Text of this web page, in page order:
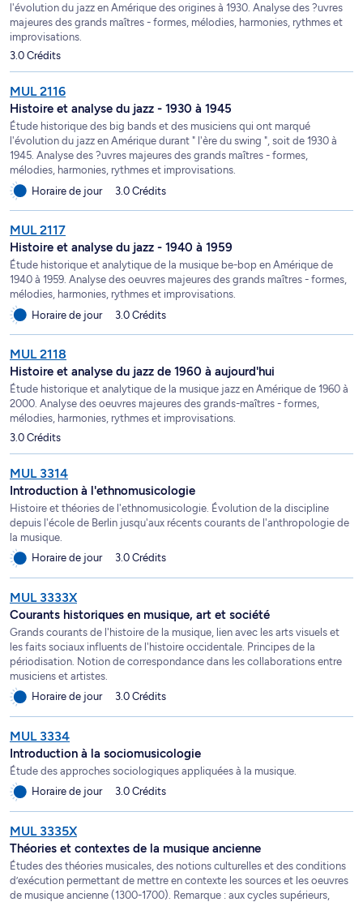
l'évolution du jazz en Amérique des origines à 1930. Analyse des ?uvres
majeures des grands maîtres - formes, mélodies, harmonies, rythmes et
improvisations.
3.0 Crédits
MUL 2116
Histoire et analyse du jazz - 1930 à 1945
Étude historique des big bands et des musiciens qui ont marqué
l'évolution du jazz en Amérique durant " l'ère du swing ", soit de 1930 à
1945. Analyse des ?uvres majeures des grands maîtres - formes,
mélodies, harmonies, rythmes et improvisations.
Horaire de jour
3.0 Crédits
MUL 2117
Histoire et analyse du jazz - 1940 à 1959
Étude historique et analytique de la musique be-bop en Amérique de
1940 à 1959. Analyse des oeuvres majeures des grands maîtres - formes,
mélodies, harmonies, rythmes et improvisations.
Horaire de jour
3.0 Crédits
MUL 2118
Histoire et analyse du jazz de 1960 à aujourd'hui
Étude historique et analytique de la musique jazz en Amérique de 1960 à
2000. Analyse des oeuvres majeures des grands-maîtres - formes,
mélodies, harmonies, rythmes et improvisations.
3.0 Crédits
MUL 3314
Introduction à l'ethnomusicologie
Histoire et théories de l'ethnomusicologie. Évolution de la discipline
depuis l'école de Berlin jusqu'aux récents courants de l'anthropologie de
la musique.
Horaire de jour
3.0 Crédits
MUL 3333X
Courants historiques en musique, art et société
Grands courants de l'histoire de la musique, lien avec les arts visuels et
les faits sociaux influents de l'histoire occidentale. Principes de la
périodisation. Notion de correspondance dans les collaborations entre
musiciens et artistes.
Horaire de jour
3.0 Crédits
MUL 3334
Introduction à la sociomusicologie
Étude des approches sociologiques appliquées à la musique.
Horaire de jour
3.0 Crédits
MUL 3335X
Théories et contextes de la musique ancienne
Études des théories musicales, des notions culturelles et des conditions
d’exécution permettant de mettre en contexte les sources et les oeuvres
de musique ancienne (1300-1700). Remarque : aux cycles supérieurs,